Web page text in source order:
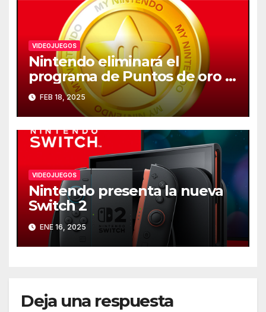
VIDEOJUEGOS
Nintendo eliminará el
programa de Puntos de oro el
25 de marzo
FEB 18, 2025
VIDEOJUEGOS
Nintendo presenta la nueva
Switch 2
ENE 16, 2025
Deja una respuesta